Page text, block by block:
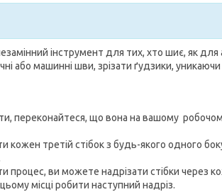
інструмент для тих, хто шиє, як для
або машинні шви, зрізати ґудзики,
переконайтеся, що вона на вашому
кожен третій стібок з будь-якого одного
процес, ви можете надрізати стібки через
місці робити наступний надріз.